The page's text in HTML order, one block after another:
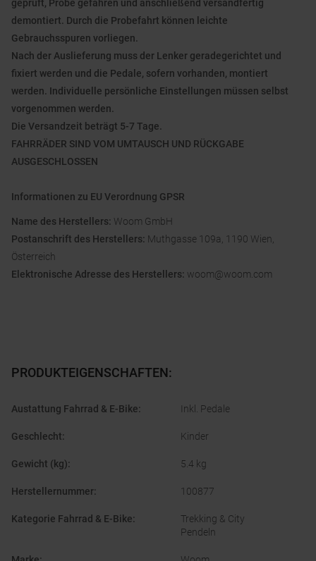
geprüft, Probe gefahren und anschließend versandfertig
demontiert. Durch die Probefahrt können leichte
Gebrauchsspuren vorliegen.
Nach der Auslieferung muss der Lenker geradegerichtet und
fixiert werden und die Pedale, sofern vorhanden, montiert
werden. Individuelle persönliche Einstellungen müssen selbst
vorgenommen werden.
Die Versandzeit beträgt 5-7 Tage.
FAHRRÄDER SIND VOM UMTAUSCH UND RÜCKGABE
AUSGESCHLOSSEN
Informationen zu EU Verordnung GPSR
Name des Herstellers: Woom GmbH
Postanschrift des Herstellers: Muthgasse 109a, 1190 Wien,
Österreich
Elektronische Adresse des Herstellers: woom@woom.com
PRODUKTEIGENSCHAFTEN:
Austattung Fahrrad & E-Bike: Inkl. Pedale
Geschlecht: Kinder
Gewicht (kg): 5.4 kg
Herstellernummer: 100877
Kategorie Fahrrad & E-Bike:
Trekking & City
Pendeln